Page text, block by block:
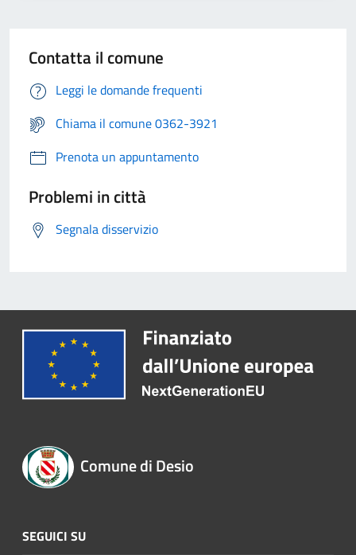
Contatta il comune
Leggi le domande frequenti
Chiama il comune 0362-3921
Prenota un appuntamento
Problemi in città
Segnala disservizio
Comune di Desio
SEGUICI SU